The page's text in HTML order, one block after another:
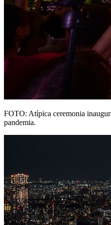
FOTO: Atípica ceremonia
pandemia.